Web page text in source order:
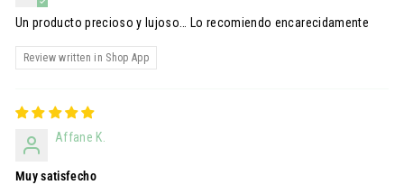
Un producto precioso y lujoso… Lo recomiendo encarecidamente
Review written in Shop App
Affane K.
Muy satisfecho